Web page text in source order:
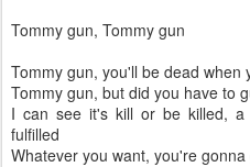
Tommy gun, Tommy gun
Tommy gun, you'll be dead when
Tommy gun, but did you have to
I can see it's kill or be killed,
fulfilled
Whatever you want, you're gonna